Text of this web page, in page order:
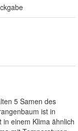
5 Samen des
ist in
einem Klima ähnlich